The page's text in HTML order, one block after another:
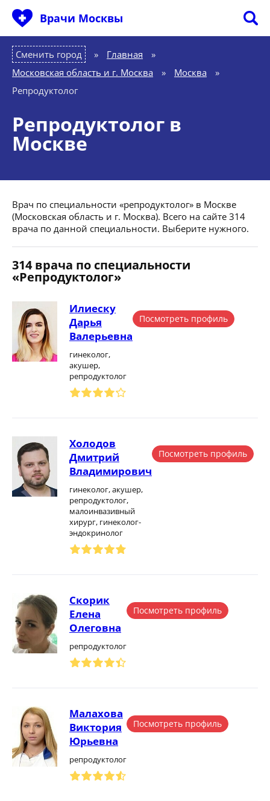
Врачи Москвы
Сменить город Главная
»
Московская область и г. Москва
» Москва
»
Репродуктолог
Репродуктолог в
Москве
Врач по специальности «репродуктолог» в Москве
(Московская область и г. Москва). Всего на сайте 314
врача по данной специальности. Выберите нужного.
314 врача по специальности
«Репродуктолог»
Илиеску
Дарья
Валерьевна
гинеколог,
акушер,
репродуктолог
Посмотреть профиль
Холодов
Дмитрий
Владимирович
гинеколог, акушер,
репродуктолог,
малоинвазивный
хирург, гинеколог-
эндокринолог
Посмотреть профиль
Скорик
Елена
Олеговна
репродуктолог
Посмотреть профиль
Малахова
Виктория
Юрьевна
репродуктолог
Посмотреть профиль